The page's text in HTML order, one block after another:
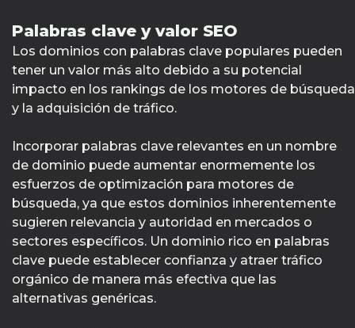
Palabras clave y valor SEO
Los dominios con palabras clave populares pueden
tener un valor más alto debido a su potencial
impacto en los rankings de los motores de búsqueda
y la adquisición de tráfico.
Incorporar palabras clave relevantes en un nombre
de dominio puede aumentar enormemente los
esfuerzos de optimización para motores de
búsqueda, ya que estos dominios inherentemente
sugieren relevancia y autoridad en mercados o
sectores específicos. Un dominio rico en palabras
clave puede establecer confianza y atraer tráfico
orgánico de manera más efectiva que las
alternativas genéricas.